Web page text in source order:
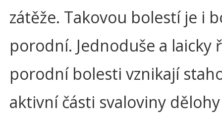
zátěže. Takovou bolestí je i
porodní. Jednoduše a laicky
porodní bolesti vznikají
aktivní části svaloviny